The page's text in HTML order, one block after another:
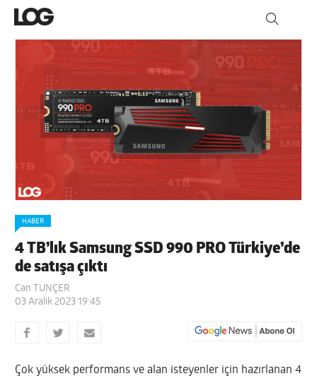
HABER
4 TB’lık Samsung SSD 990 PRO Türkiye’de
de satışa çıktı
Can TUNÇER
03 Aralık 2023 19:45
Çok yüksek performans ve alan isteyenler için hazırlanan 4